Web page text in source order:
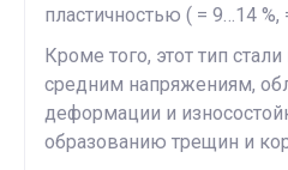
пластичностью ( = 9…14 %,
Кроме того, этот тип
средним напряжениям,
деформации и
образованию трещин и